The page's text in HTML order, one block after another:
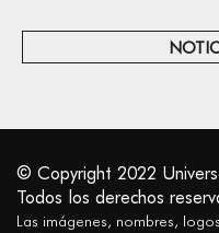
© Copyright 2022
Todos los derechos
Las imágenes, nombres,